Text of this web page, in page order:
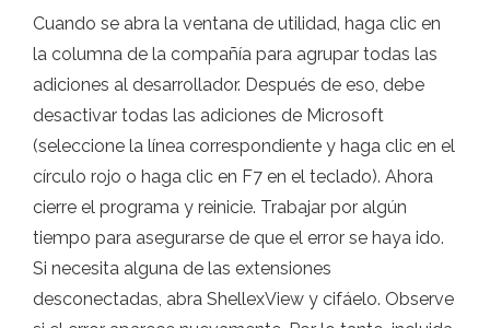
Cuando se abra la ventana de utilidad, haga clic en
la columna de la compañía para agrupar todas las
adiciones al desarrollador. Después de eso, debe
desactivar todas las adiciones de Microsoft
(seleccione la línea correspondiente y haga clic en el
círculo rojo o haga clic en F7 en el teclado). Ahora
cierre el programa y reinicie. Trabajar por algún
tiempo para asegurarse de que el error se haya ido.
Si necesita alguna de las extensiones
desconectadas, abra ShellexView y cifáelo. Observe